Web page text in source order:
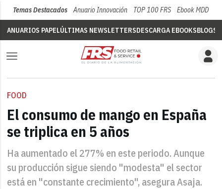
Temas Destacados Anuario Innovación TOP 100 FRS Ebook MDD
ANUARIOS PAPELÚLTIMAS NEWSLETTERSDESCARGA EBOOKSBLOGS
FOOD
El consumo de mango en España
se triplica en 5 años
Ha aumentado el 277% en este periodo. Aunque
su producción sigue siendo "modesta" el sector
está en "constante crecimiento", asegura Asaja.